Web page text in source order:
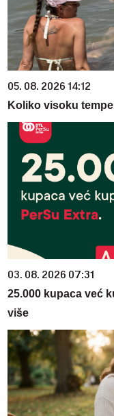
05. 08. 2026 14:12
Koliko visoku
03. 08. 2026 07:31
25.000 kupaca već
više